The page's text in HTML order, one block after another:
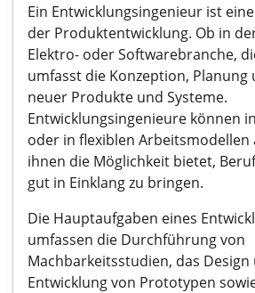
Ein Entwicklungsingenieur ist
der Produktentwicklung. Ob in
Elektro- oder Softwarebranche,
umfasst die Konzeption, Planung
neuer Produkte und Systeme.
Entwicklungsingenieure können
oder in flexiblen Arbeitsmodellen
ihnen die Möglichkeit bietet,
gut in Einklang zu bringen.
Die Hauptaufgaben eines
umfassen die Durchführung von
Machbarkeitsstudien, das Design
Entwicklung von Prototypen